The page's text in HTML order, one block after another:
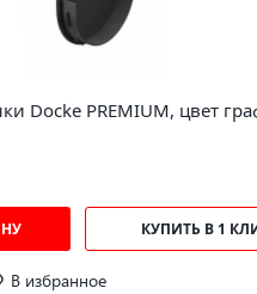
Docke PREMIUM, цвет
КУПИТЬ В 1
В избранное